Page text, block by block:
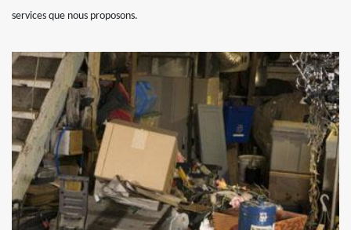
services que nous proposons.